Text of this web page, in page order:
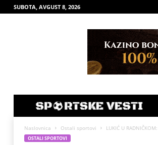
SUBOTA, AVGUST 8, 2026
Naslovnica Ostali sportovi LUKIĆ U
OSTALI SPORTOVI